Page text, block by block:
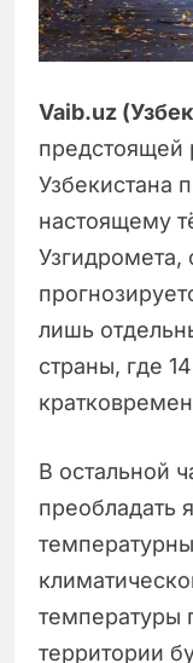
Vaib.uz
предстоящей
Узбекистана
настоящему
Узгидромета,
лишь
страны, где
В остальной
преобладать
температуры
территории